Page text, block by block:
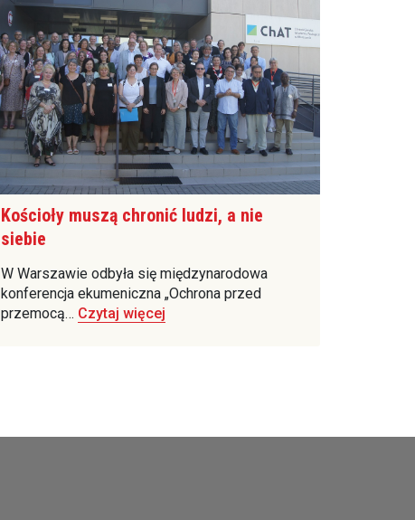
Kościoły muszą chronić ludzi, a nie
siebie
W Warszawie odbyła się międzynarodowa
konferencja ekumeniczna „Ochrona przed
przemocą… Czytaj więcej